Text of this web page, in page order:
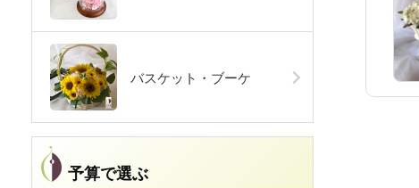
バスケット・ブーケ
予算で選ぶ